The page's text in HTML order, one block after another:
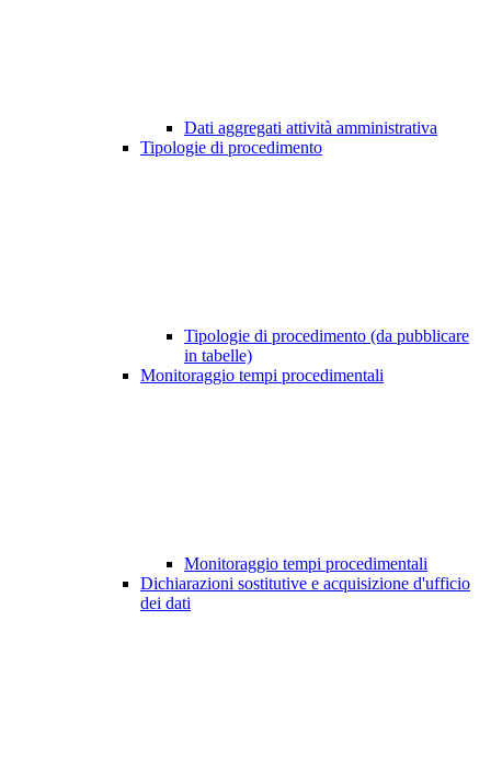
Dati aggregati attività amministrativa
Tipologie di procedimento
Tipologie di procedimento (da pubblicare
in tabelle)
Monitoraggio tempi procedimentali
Monitoraggio tempi procedimentali
Dichiarazioni sostitutive e acquisizione d'ufficio
dei dati